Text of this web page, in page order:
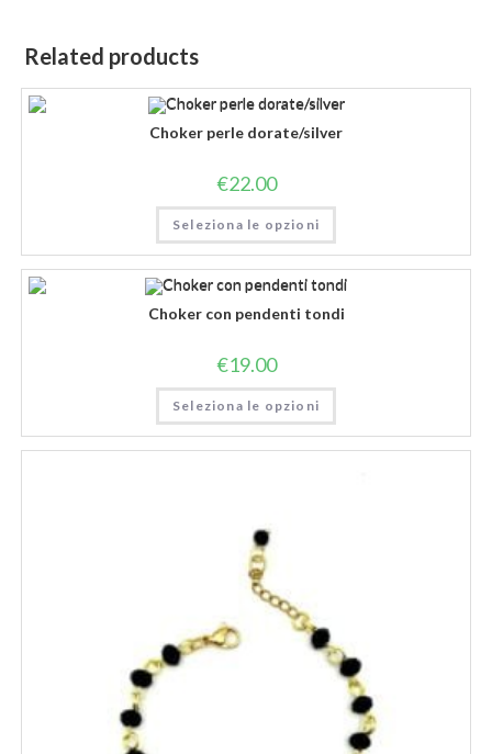
Related products
Choker perle dorate/silver
€22.00
Seleziona le opzioni
Choker con pendenti tondi
€19.00
Seleziona le opzioni